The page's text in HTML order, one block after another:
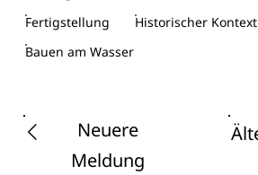
Fertigstellung
Historischer Kontext
Bauen am Wasser
Neuere
Meldung